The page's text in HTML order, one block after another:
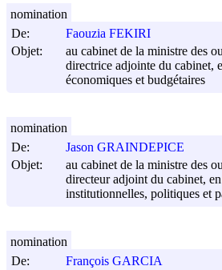
De:
Faouzia FEKIRI
Objet:
au cabinet de la ministre des
directrice adjointe du cabinet,
économiques et budgétaires
nomination
De:
Jason GRAINDEPICE
Objet:
au cabinet de la ministre des
directeur adjoint du cabinet,
institutionnelles, politiques et
nomination
De:
François GARCIA
nomination